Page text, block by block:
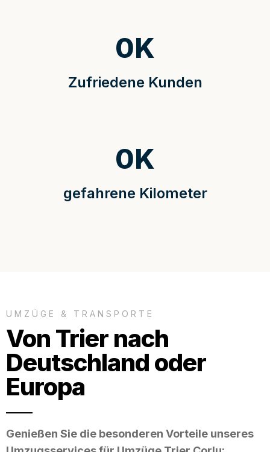
Zufriedene Kunden
0K
gefahrene Kilometer
0K
UMZÜGE & TRANSPORTE
Von Trier nach
Deutschland oder
Europa
Genießen Sie die besonderen Vorteile unseres